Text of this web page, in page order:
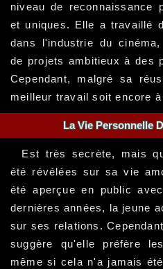
niveau de reconnaissance
et uniques. Elle a travaillé
dans l'industrie du
de projets ambitieux à des
Cependant, malgré sa
meilleur travail soit encore à
La Vie Personnelle
Est très secrète, mais
été révélées sur sa vie
été aperçue en public
dernières années, la jeune
sur ses relations.
suggère qu'elle préfère
même si cela n'a jamais